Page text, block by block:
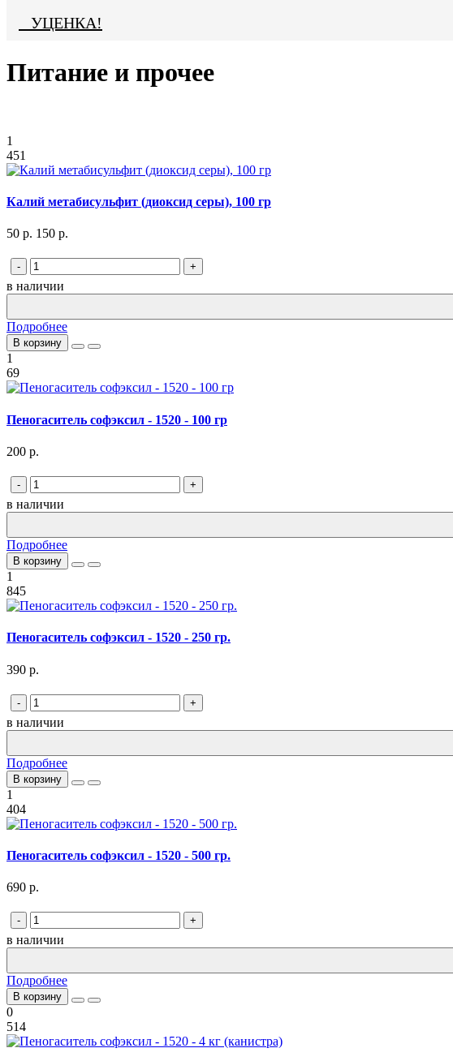
УЦЕНКА!
Питание и прочее
1
451
Калий метабисульфит (диоксид серы), 100 гр
50 р. 150 р.
- +
в наличии
Подробнее
В корзину
1
69
Пеногаситель софэксил - 1520 - 100 гр
200 р.
- +
в наличии
Подробнее
В корзину
1
845
Пеногаситель софэксил - 1520 - 250 гр.
390 р.
- +
в наличии
Подробнее
В корзину
1
404
Пеногаситель софэксил - 1520 - 500 гр.
690 р.
- +
в наличии
Подробнее
В корзину
0
514